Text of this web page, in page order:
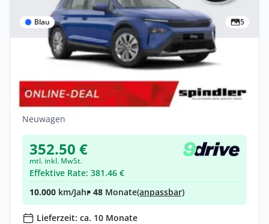
Blau 5
Privat
Skoda Elroq Skoda Elroq 85 *frei
Konfigurierbar*
Elektro •Automatik •285 PS (210 kW)
Neuwagen
352.50 €
mtl. inkl. MwSt.
Effektive Rate: 381.46 €
10.000 km/Jahr• 48 Monate(anpassbar)
Lieferzeit: ca. 10 Monate